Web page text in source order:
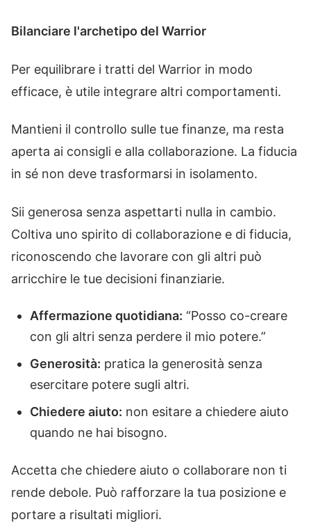
Bilanciare l'archetipo del Warrior
Per equilibrare i tratti del Warrior in modo
efficace, è utile integrare altri comportamenti.
Mantieni il controllo sulle tue finanze, ma resta
aperta ai consigli e alla collaborazione. La fiducia
in sé non deve trasformarsi in isolamento.
Sii generosa senza aspettarti nulla in cambio.
Coltiva uno spirito di collaborazione e di fiducia,
riconoscendo che lavorare con gli altri può
arricchire le tue decisioni finanziarie.
Affermazione quotidiana: “Posso co-creare
con gli altri senza perdere il mio potere.”
Generosità: pratica la generosità senza
esercitare potere sugli altri.
Chiedere aiuto: non esitare a chiedere aiuto
quando ne hai bisogno.
Accetta che chiedere aiuto o collaborare non ti
rende debole. Può rafforzare la tua posizione e
portare a risultati migliori.